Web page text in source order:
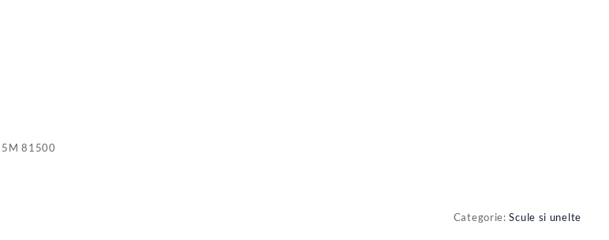
5M 81500
Categorie:Scule si unelte